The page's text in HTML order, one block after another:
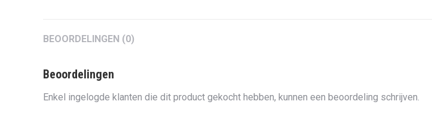
BEOORDELINGEN (0)
Beoordelingen
Enkel ingelogde klanten die dit product gekocht hebben, kunnen een beoordeling schrijven.